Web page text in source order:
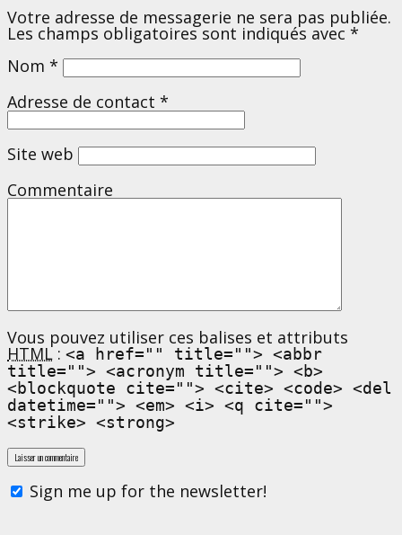
Votre adresse de messagerie ne sera pas publiée.
Les champs obligatoires sont indiqués avec *
Nom *
Adresse de contact *
Site web
Commentaire
Vous pouvez utiliser ces balises et attributs
HTML : <a href="" title=""> <abbr
title=""> <acronym title=""> <b>
<blockquote cite=""> <cite> <code> <del
datetime=""> <em> <i> <q cite="">
<strike> <strong>
Sign me up for the newsletter!